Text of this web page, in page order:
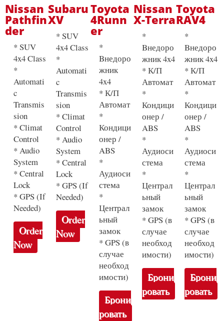
Nissan
Pathfin
der
* SUV
4x4 Class
*
Automati
c
Transmis
sion
* Climat
Control
* Audio
System
* Central
Lock
* GPS (If
Needed)
Order
Now
Subaru
XV
* SUV
4x4 Class
*
Automati
c
Transmis
sion
* Climat
Control
* Audio
System
* Central
Lock
* GPS (If
Needed)
Order
Now
Toyota
4Runn
er
*
Bнедоро
жник
4x4
* К/П
Автомат
*
Кондици
онер /
ABS
*
Аудиоси
стема
*
Централ
ьный
замок
* GPS (в
случае
необход
имости)
Брони
ровать
Nissan
X-Terra
*
Bнедоро
жник 4x4
* К/П
Автомат
*
Кондици
онер /
ABS
*
Аудиоси
стема
*
Централ
ьный
замок
* GPS (в
случае
необход
имости)
Брони
ровать
Toyota
RAV4
*
Bнедоро
жник 4x4
* К/П
Автомат
*
Кондици
онер /
ABS
*
Аудиоси
стема
*
Централ
ьный
замок
* GPS (в
случае
необход
имости)
Брони
ровать